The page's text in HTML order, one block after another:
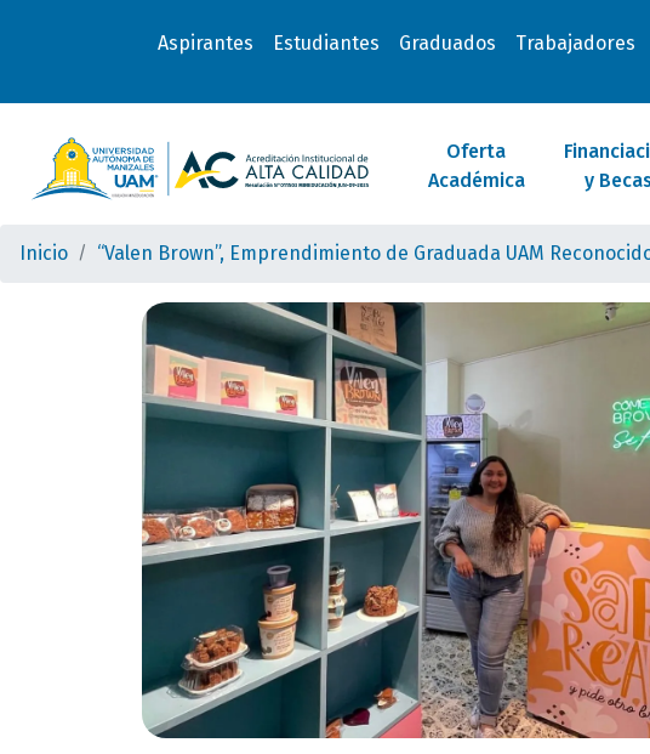
Aspirantes Estudiantes Graduados Trabajadores
Oferta
Académica
y
Inicio “Valen Brown”, Emprendimiento de Graduada UAM